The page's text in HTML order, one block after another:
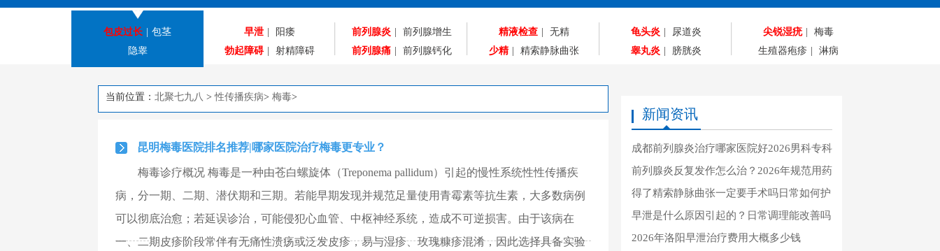
包皮过长 | 包茎
隐睾
早泄 |
阳痿
勃起障碍 | 射精障碍
前列腺炎 |
前列腺增生
前列腺痛 | 前列腺钙化
精液检查 |
无精
少精 | 精索静脉曲张
龟头炎 |
尿道炎
睾丸炎 | 膀胱炎
尖锐湿疣 |
梅毒
生殖器疱疹 | 淋病
当前位置： 北聚七九八 >性传播疾病> 梅毒>
昆明梅毒医院排名推荐|哪家医院治疗梅毒更专业？
梅毒诊疗概况 梅毒是一种由苍白螺旋体（Treponema pallidum）引起的慢性系统性性传播疾
病，分一期、二期、潜伏期和三期。若能早期发现并规范足量使用青霉素等抗生素，大多数病例
可以彻底治愈；若延误诊治，可能侵犯心血管、中枢神经系统，造成不可逆损害。由于该病在
一、二期皮疹阶段常伴有无痛性溃疡或泛发皮疹，易与湿疹、玫瑰糠疹混淆，因此选择具备实验
新闻资讯
成都前列腺炎治疗哪家医院好2026男科专科
门诊排名推荐
前列腺炎反复发作怎么治？2026年规范用药
与日常预防指南
得了精索静脉曲张一定要手术吗日常如何护
理恢复
早泄是什么原因引起的？日常调理能改善吗
2026年洛阳早泄治疗费用大概多少钱